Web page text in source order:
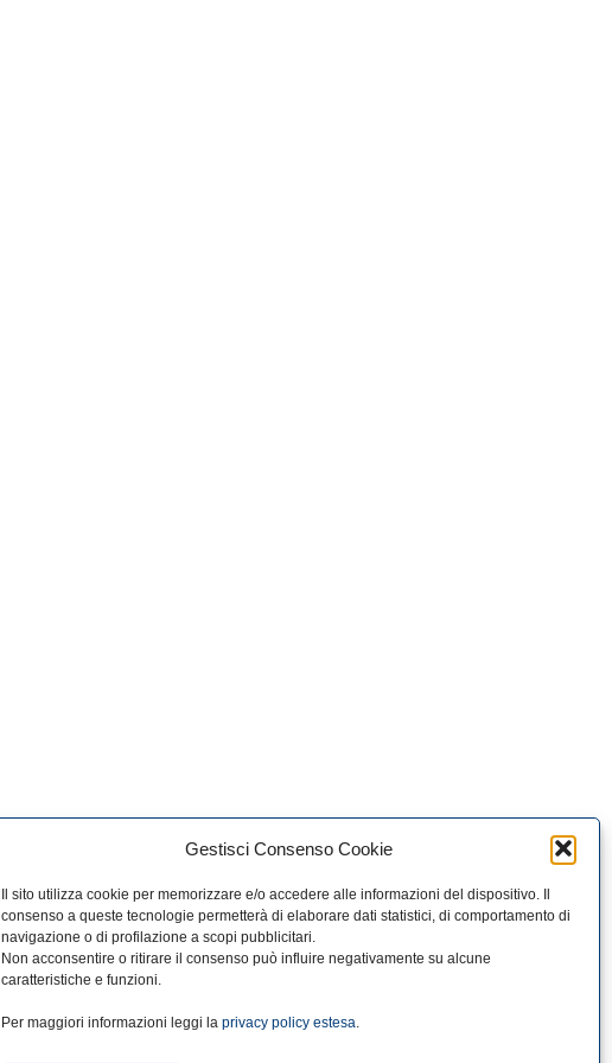
Gestisci Consenso Cookie
Il sito utilizza cookie per memorizzare e/o accedere alle informazioni del dispositivo. Il
consenso a queste tecnologie permetterà di elaborare dati statistici, di comportamento di
navigazione o di profilazione a scopi pubblicitari.
Non acconsentire o ritirare il consenso può influire negativamente su alcune
caratteristiche e funzioni.
Per maggiori informazioni leggi la privacy policy estesa.